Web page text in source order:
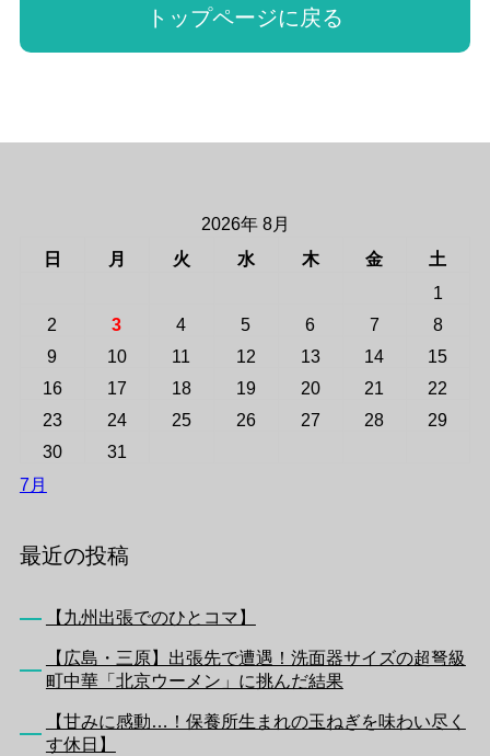
トップページに戻る
2026年 8月
日
月 火 水 木 金
土
1
2
3 4 5 6 7
8
9
10 11 12 13 14
15
16
17 18 19 20 21
22
23
24 25 26 27 28
29
30
31
7月
最近の投稿
【九州出張でのひとコマ】
【広島・三原】出張先で遭遇！洗面器サイズの超弩級
町中華「北京ウーメン」に挑んだ結果
【甘みに感動…！保養所生まれの玉ねぎを味わい尽く
す休日】